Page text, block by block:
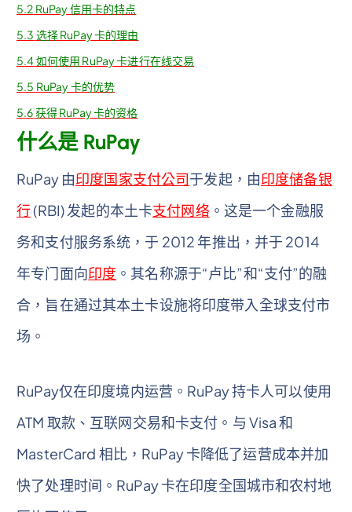
5.2 RuPay 信用卡的特点
5.3 选择 RuPay 卡的理由
5.4如何使用 RuPay 卡进行在线交易
5.5 RuPay 卡的优势
5.6获得 RuPay 卡的资格
什么是 RuPay
RuPay 由印度国家支付公司于发起，由印度储备银
行(RBI) 发起的本土卡支付网络。这是一个金融服
务和支付服务系统，于 2012 年推出，并于 2014
年专门面向印度 。其名称源于“卢比”和“支付”的融
合，旨在通过其本土卡设施将印度带入全球支付市
场。
RuPay仅在印度境内运营。RuPay 持卡人可以使用
ATM 取款、互联网交易和卡支付。与 Visa 和
MasterCard 相比，RuPay 卡降低了运营成本并加
快了处理时间。RuPay 卡在印度全国城市和农村地